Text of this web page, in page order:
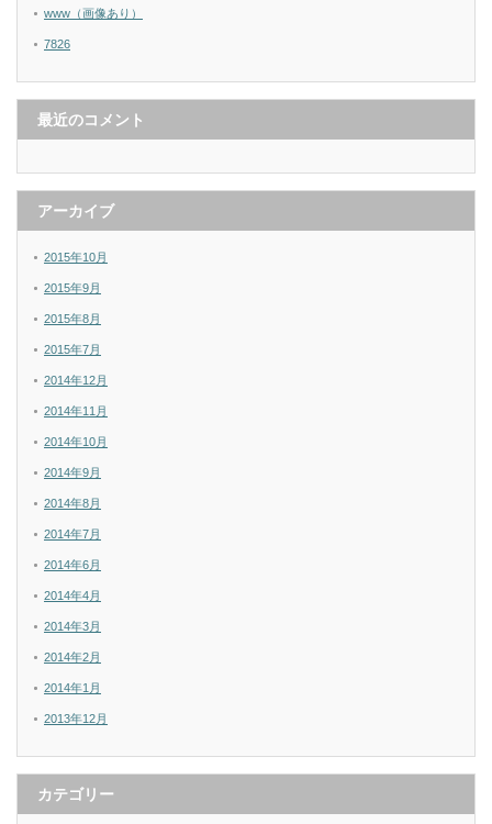
www（画像あり）
7826
最近のコメント
アーカイブ
2015年10月
2015年9月
2015年8月
2015年7月
2014年12月
2014年11月
2014年10月
2014年9月
2014年8月
2014年7月
2014年6月
2014年4月
2014年3月
2014年2月
2014年1月
2013年12月
カテゴリー